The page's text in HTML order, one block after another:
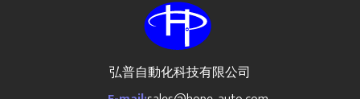
弘普自動化科技有限公司